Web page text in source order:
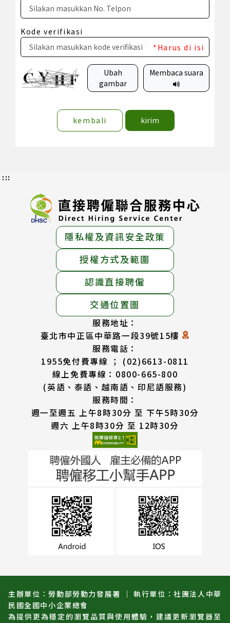
Kode verifikasi
*Harus di isi
Ubah
gambar
Membaca suara
kembali kirim
:::
隱私權及資訊安全政策
授權方式及範圍
認識直接聘僱
交通位置圖
服務地址：
臺北市中正區中華路一段39號15樓
服務電話：
1955免付費專線 ； (02)6613-0811
線上免費專線：0800-665-800
(英語、泰語、越南語、印尼語服務)
服務時間：
週一至週五 上午8時30分 至 下午5時30分
週六 上午8時30分 至 12時30分
主辦單位：勞動部勞動力發展署 ｜ 執行單位：社團法人中華
民國全國中小企業總會
為提供更為穩定的瀏覽品質與使用體驗，建議更新瀏覽器至